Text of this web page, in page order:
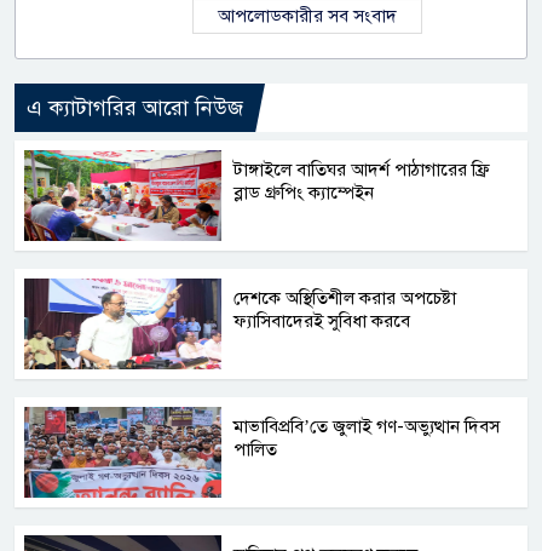
আপলোডকারীর সব সংবাদ
এ ক্যাটাগরির আরো নিউজ
টাঙ্গাইলে বাতিঘর আদর্শ পাঠাগারের ফ্রি
ব্লাড গ্রুপিং ক্যাম্পেইন
দেশকে অস্থিতিশীল করার অপচেষ্টা
ফ্যাসিবাদেরই সুবিধা করবে
মাভাবিপ্রবি’তে জুলাই গণ-অভ্যুত্থান দিবস
পালিত